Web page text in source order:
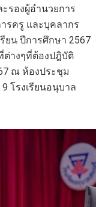
รองผู้อำนวยการ
รครู และบุคลากร
ยน ปีการศึกษา 2567
ต่างๆที่ต้องปฎิบัติ
ณ ห้องประชุม
โรงเรียนอนุบาล